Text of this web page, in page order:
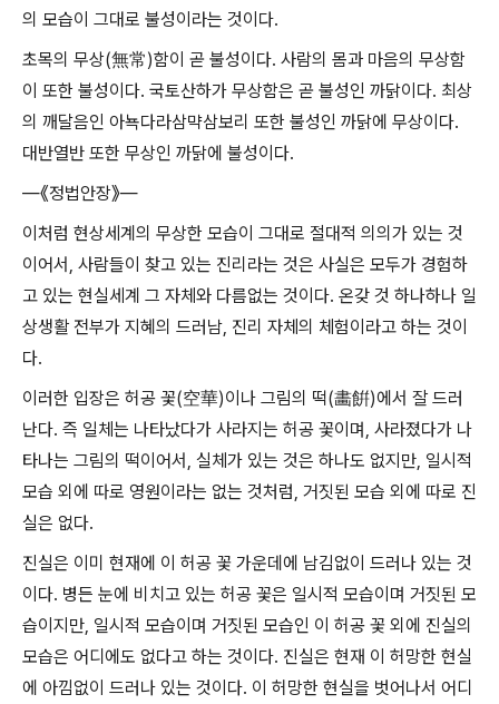
의 모습이 그대로 불성이라는 것이다.
초목의 무상(無常)함이 곧 불성이다. 사람의 몸과 마음의 무상함
이 또한 불성이다. 국토산하가 무상함은 곧 불성인 까닭이다. 최상
의 깨달음인 아뇩다라삼먁삼보리 또한 불성인 까닭에 무상이다.
대반열반 또한 무상인 까닭에 불성이다.
―《정법안장》―
이처럼 현상세계의 무상한 모습이 그대로 절대적 의의가 있는 것
이어서, 사람들이 찾고 있는 진리라는 것은 사실은 모두가 경험하
고 있는 현실세계 그 자체와 다름없는 것이다. 온갖 것 하나하나 일
상생활 전부가 지혜의 드러남, 진리 자체의 체험이라고 하는 것이
다.
이러한 입장은 허공 꽃(空華)이나 그림의 떡(畵餠)에서 잘 드러
난다. 즉 일체는 나타났다가 사라지는 허공 꽃이며, 사라졌다가 나
타나는 그림의 떡이어서, 실체가 있는 것은 하나도 없지만, 일시적
모습 외에 따로 영원이라는 없는 것처럼, 거짓된 모습 외에 따로 진
실은 없다.
진실은 이미 현재에 이 허공 꽃 가운데에 남김없이 드러나 있는 것
이다. 병든 눈에 비치고 있는 허공 꽃은 일시적 모습이며 거짓된 모
습이지만, 일시적 모습이며 거짓된 모습인 이 허공 꽃 외에 진실의
모습은 어디에도 없다고 하는 것이다. 진실은 현재 이 허망한 현실
에 아낌없이 드러나 있는 것이다. 이 허망한 현실을 벗어나서 어디